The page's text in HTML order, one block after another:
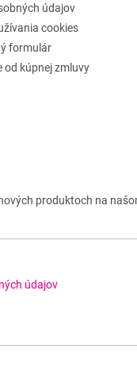
údajov
cookies
formulár
od kúpnej zmluvy
produktoch na
údajov